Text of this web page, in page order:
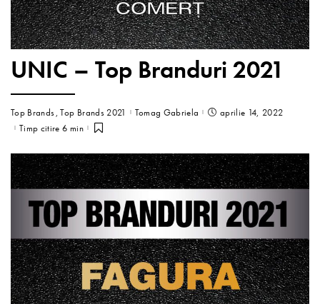
UNIC – Top Branduri 2021
Top Brands Top Brands 2021 Tomag Gabriela
aprilie 14, 2022
Timp citire 6 min